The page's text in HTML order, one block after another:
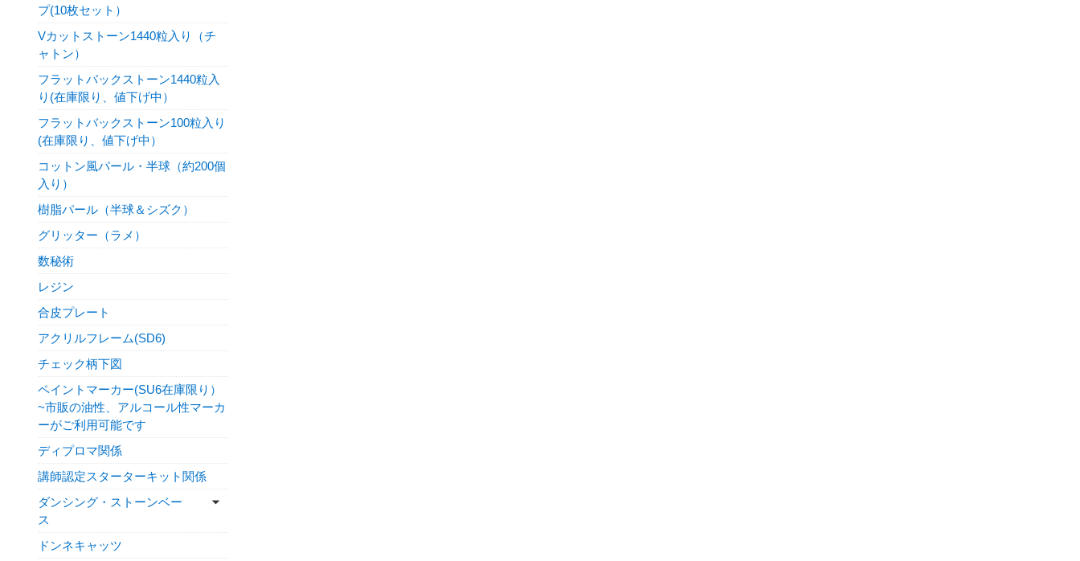
プ(10枚セット）
Vカットストーン1440粒入り（チ
ャトン）
フラットバックストーン1440粒入
り(在庫限り、値下げ中）
フラットバックストーン100粒入り
(在庫限り、値下げ中）
コットン風パール・半球（約200個
入り）
樹脂パール（半球＆シズク）
グリッター（ラメ）
数秘術
レジン
合皮プレート
アクリルフレーム(SD6)
チェック柄下図
ペイントマーカー(SU6在庫限り）
~市販の油性、アルコール性マーカ
ーがご利用可能です
ディプロマ関係
講師認定スターターキット関係
ダンシング・ストーンベー
ス
ドンネキャッツ